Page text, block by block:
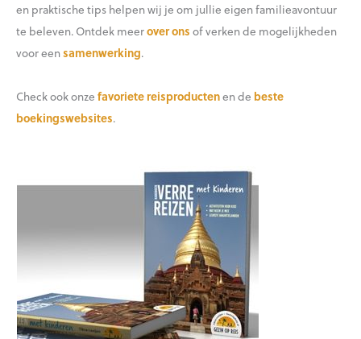
en praktische tips helpen wij je om jullie eigen familieavontuur
te beleven. Ontdek meerover onsof verken de mogelijkheden
voor eensamenwerking.
Check ook onzefavoriete reisproductenen de beste
boekingswebsites.